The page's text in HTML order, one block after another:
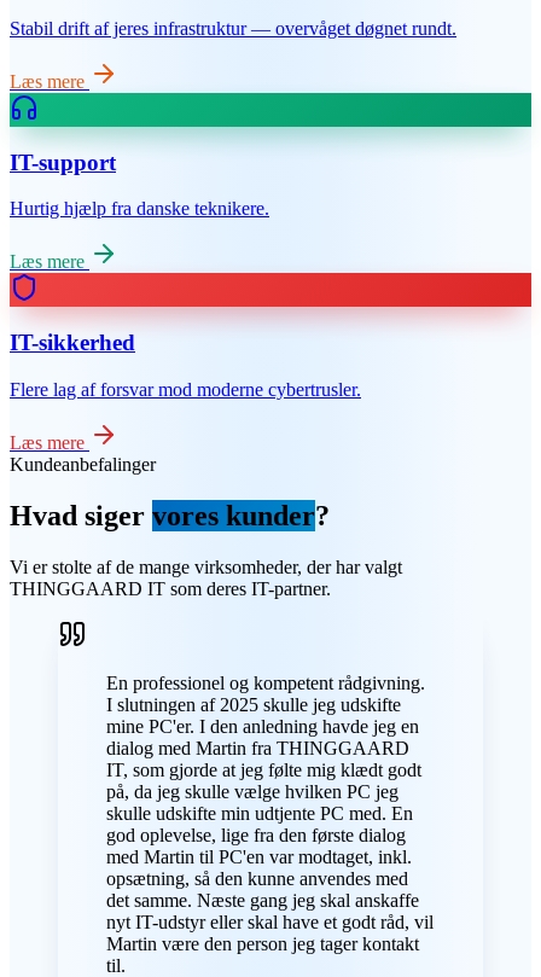
Stabil drift af jeres infrastruktur — overvåget døgnet rundt.
Læs mere
IT-support
Hurtig hjælp fra danske teknikere.
Læs mere
IT-sikkerhed
Flere lag af forsvar mod moderne cybertrusler.
Læs mere
Kundeanbefalinger
Hvad siger vores kunder?
Vi er stolte af de mange virksomheder, der har valgt
THINGGAARD IT som deres IT-partner.
En professionel og kompetent rådgivning.
I slutningen af 2025 skulle jeg udskifte
mine PC'er. I den anledning havde jeg en
dialog med Martin fra THINGGAARD
IT, som gjorde at jeg følte mig klædt godt
på, da jeg skulle vælge hvilken PC jeg
skulle udskifte min udtjente PC med. En
god oplevelse, lige fra den første dialog
med Martin til PC'en var modtaget, inkl.
opsætning, så den kunne anvendes med
det samme. Næste gang jeg skal anskaffe
nyt IT-udstyr eller skal have et godt råd, vil
Martin være den person jeg tager kontakt
til.